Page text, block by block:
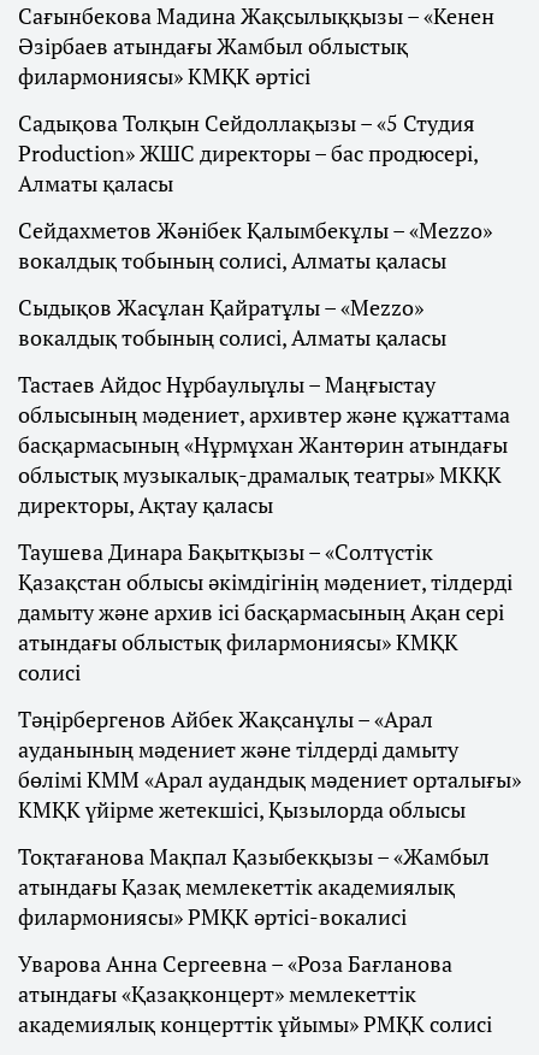
Сағынбекова Мадина Жақсылыққызы – «Кенен
Әзірбаев атындағы Жамбыл облыстық
филармониясы» КМҚК әртісі
Садықова Толқын Сейдоллақызы – «5 Студия
Production» ЖШС директоры – бас продюсері,
Алматы қаласы
Сейдахметов Жәнібек Қалымбекұлы – «Mezzo»
вокалдық тобының солисі, Алматы қаласы
Сыдықов Жасұлан Қайратұлы – «Mezzo»
вокалдық тобының солисі, Алматы қаласы
Тастаев Айдос Нұрбаулыұлы – Маңғыстау
облысының мәдениет, архивтер және құжаттама
басқармасының «Нұрмұхан Жантөрин атындағы
облыстық музыкалық-драмалық театры» МКҚК
директоры, Ақтау қаласы
Таушева Динара Бақытқызы – «Солтүстік
Қазақстан облысы әкімдігінің мәдениет, тілдерді
дамыту және архив ісі басқармасының Ақан сері
атындағы облыстық филармониясы» КМҚК
солисі
Тәңірбергенов Айбек Жақсанұлы – «Арал
ауданының мәдениет және тілдерді дамыту
бөлімі КММ «Арал аудандық мәдениет орталығы»
КМҚК үйірме жетекшісі, Қызылорда облысы
Тоқтағанова Мақпал Қазыбекқызы – «Жамбыл
атындағы Қазақ мемлекеттік академиялық
филармониясы» РМҚК әртісі-вокалисі
Уварова Анна Сергеевна – «Роза Бағланова
атындағы «Қазақконцерт» мемлекеттік
академиялық концерттік ұйымы» РМҚК солисі